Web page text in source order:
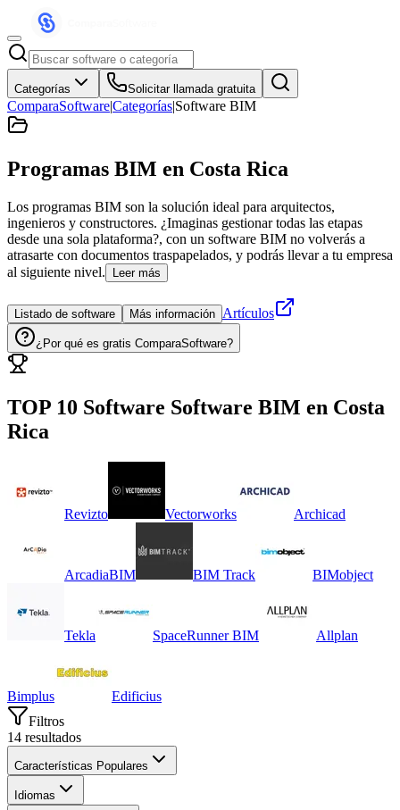
Categorías Solicitar llamada gratuita
ComparaSoftware|Categorías|Software BIM
Programas BIM en Costa Rica
Los programas BIM son la solución ideal para arquitectos,
ingenieros y constructores. ¿Imaginas gestionar todas las etapas
desde una sola plataforma?, con un software BIM no volverás a
atrasarte con documentos traspapelados, y podrás llevar a tu empresa
al siguiente nivel.
Leer más
Listado de software Más información Artículos
¿Por qué es gratis ComparaSoftware?
TOP 10 Software Software BIM en Costa
Rica
Revizto Vectorworks Archicad
ArcadiaBIM BIM Track BIMobject
Tekla SpaceRunner BIM Allplan
Bimplus
Edificius
Filtros
14 resultados
Características Populares
Idiomas